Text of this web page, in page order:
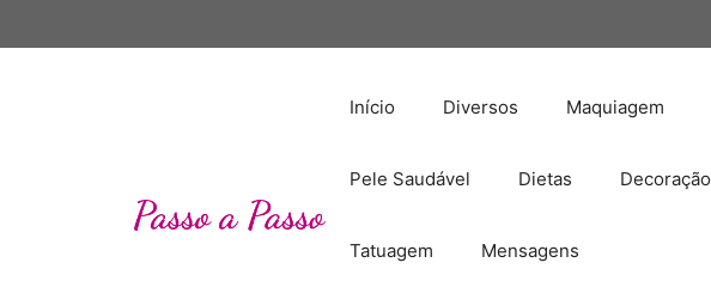
para
Início Diversos Maquiagem
Pele Saudável Dietas Decoração
Tatuagem Mensagens